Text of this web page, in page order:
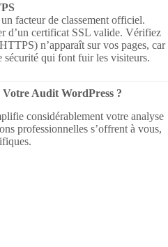
facteur de classement officiel.
d’un certificat SSL valide. Vérifiez
n’apparaît sur vos pages, car
sécurité qui font fuir les visiteurs.
Audit WordPress ?
considérablement votre analyse
professionnelles s’offrent à vous,